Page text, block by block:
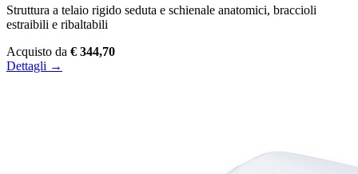
Struttura a telaio rigido seduta e schienale anatomici, braccioli
estraibili e ribaltabili
Acquisto da € 344,70
Dettagli →